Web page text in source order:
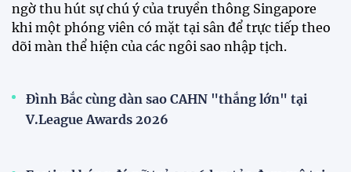
ngờ thu hút sự chú ý của truyền thông Singapore
khi một phóng viên có mặt tại sân để trực tiếp theo
dõi màn thể hiện của các ngôi sao nhập tịch.
Đình Bắc cùng dàn sao CAHN "thắng lớn" tại
V.League Awards 2026